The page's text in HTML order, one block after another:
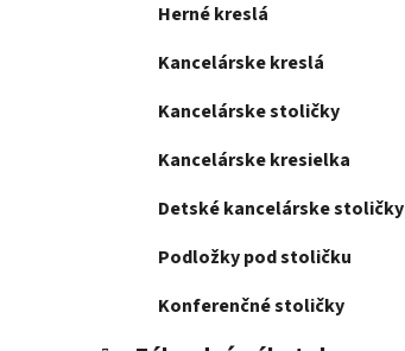
Herné kreslá
Kancelárske kreslá
Kancelárske stoličky
Kancelárske kresielka
Detské kancelárske stoličky
Podložky pod stoličku
Konferenčné stoličky